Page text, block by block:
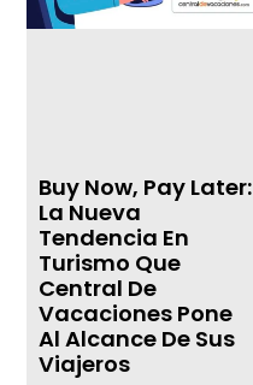
Buy Now, Pay Later:
La Nueva
Tendencia En
Turismo Que
Central De
Vacaciones Pone
Al Alcance De Sus
Viajeros